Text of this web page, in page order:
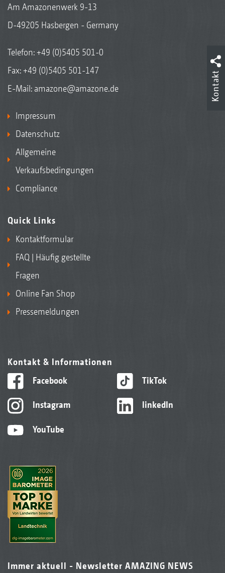
Am Amazonenwerk 9-13
D-49205 Hasbergen - Germany
Telefon:+49 (0)5405 501-0
Fax: +49 (0)5405 501-147
E-Mail: amazone@amazone.de
Impressum
Datenschutz
Allgemeine
Verkaufsbedingungen
Compliance
Quick Links
Kontaktformular
FAQ | Häufig gestellte
Fragen
Online Fan Shop
Pressemeldungen
Kontakt & Informationen
Facebook
Instagram
YouTube
TikTok
linkedIn
Immer aktuell - Newsletter AMAZING NEWS
Kontakt